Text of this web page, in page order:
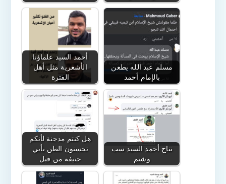
أحمد السيد علماؤنا
الأشعرية مثل أهل
الفترة
مسلم عبد الله يطعن
بالإمام أحمد
هل كنتم مدجنة لأنكم
تحسنون الظن بأبي
حنيفة من قبل
نتاج أحمد السيد سب
وشتم